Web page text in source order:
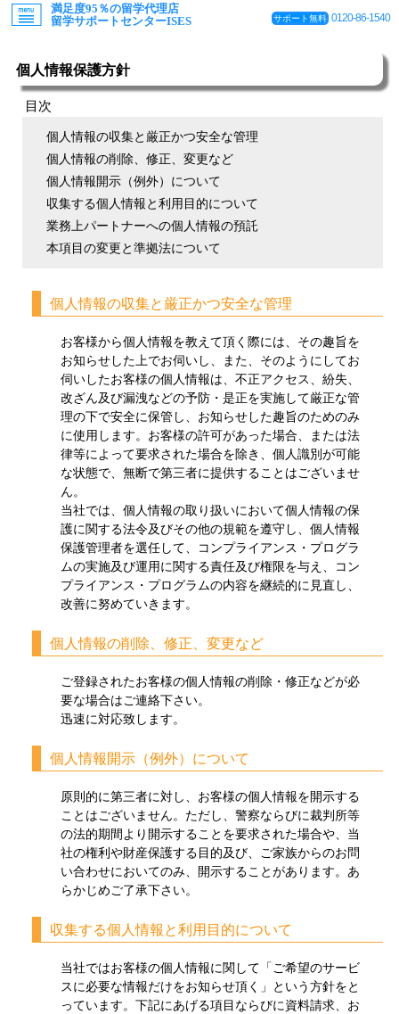
満足度95％の留学代理店
留学サポートセンターISES
サポート無料 0120-86-1540
個人情報保護方針
目次
個人情報の収集と厳正かつ安全な管理
個人情報の削除、修正、変更など
個人情報開示（例外）について
収集する個人情報と利用目的について
業務上パートナーへの個人情報の預託
本項目の変更と準拠法について
個人情報の収集と厳正かつ安全な管理
お客様から個人情報を教えて頂く際には、その趣旨を
お知らせした上でお伺いし、また、そのようにしてお
伺いしたお客様の個人情報は、不正アクセス、紛失、
改ざん及び漏洩などの予防・是正を実施して厳正な管
理の下で安全に保管し、お知らせした趣旨のためのみ
に使用します。お客様の許可があった場合、または法
律等によって要求された場合を除き、個人識別が可能
な状態で、無断で第三者に提供することはございませ
ん。
当社では、個人情報の取り扱いにおいて個人情報の保
護に関する法令及びその他の規範を遵守し、個人情報
保護管理者を選任して、コンプライアンス・プログラ
ムの実施及び運用に関する責任及び権限を与え、コン
プライアンス・プログラムの内容を継続的に見直し、
改善に努めていきます。
個人情報の削除、修正、変更など
ご登録されたお客様の個人情報の削除・修正などが必
要な場合はご連絡下さい。
迅速に対応致します。
個人情報開示（例外）について
原則的に第三者に対し、お客様の個人情報を開示する
ことはございません。ただし、警察ならびに裁判所等
の法的期間より開示することを要求された場合や、当
社の権利や財産保護する目的及び、ご家族からのお問
い合わせにおいてのみ、開示することがあります。あ
らかじめご了承下さい。
収集する個人情報と利用目的について
当社ではお客様の個人情報に関して「ご希望のサービ
スに必要な情報だけをお知らせ頂く」という方針をと
っています。下記にあげる項目ならびに資料請求、お